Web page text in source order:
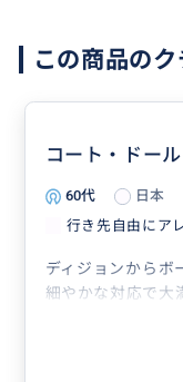
この商品のク
コート・ドール
60代
日本
行き先自由にア
ディジョンからボ
細やかな対応で大